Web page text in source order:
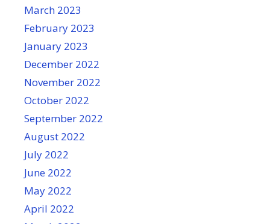
March 2023
February 2023
January 2023
December 2022
November 2022
October 2022
September 2022
August 2022
July 2022
June 2022
May 2022
April 2022